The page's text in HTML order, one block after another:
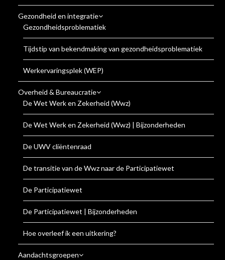
Gezondheid en integratie
Gezondheidsproblematiek
Tijdstip van bekendmaking van gezondheidsproblematiek
Werkervaringsplek (WEP)
Overheid & Bureaucratie
De Wet Werk en Zekerheid (Wwz)
De Wet Werk en Zekerheid (Wwz) | Bijzonderheden
De UWV cliëntenraad
De transitie van de Wwz naar de Participatiewet
De Participatiewet
De Participatiewet | Bijzonderheden
Hoe overleef ik een uitkering?
Aandachtsgroepen